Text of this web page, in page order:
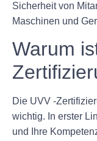
Sicherheit von
Maschinen und
Warum
Die UVV -
wichtig. In erster
und Ihre